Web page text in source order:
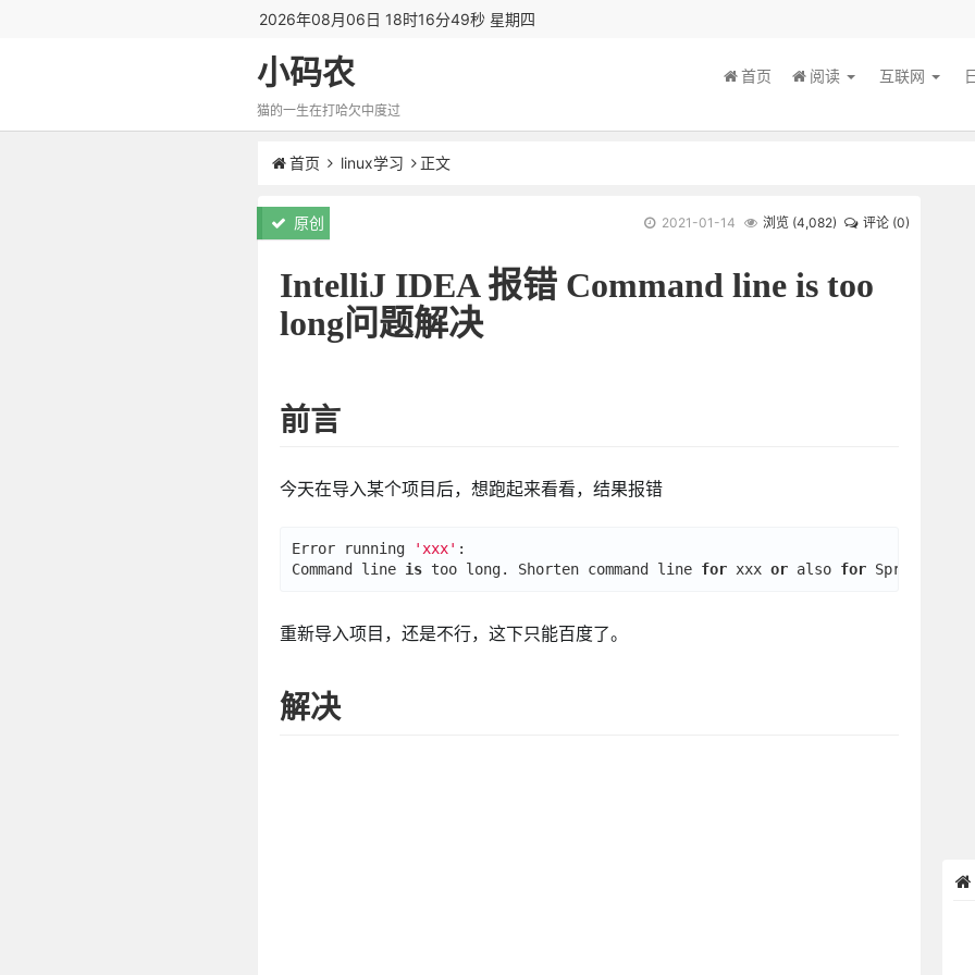
2026年08月06日 18时16分50秒 星期四
小码农
猫的一生在打哈欠中度过
首页 阅读 互联网
首页 linux学习 正文
原创 2021-01-14 浏览 (4,082) 评论 (0)
IntelliJ IDEA 报错 Command line is too
long问题解决
前言
今天在导入某个项目后，想跑起来看看，结果报错
Error running 'xxx' :
Command line is too long. Shorten command line for xxx or also for
重新导入项目，还是不行，这下只能百度了。
解决